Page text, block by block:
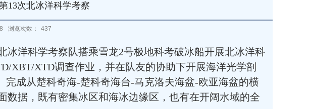
13次北冰洋科学考察
浏览次数： 437
冰洋科学考察队搭乘雪龙2号极地科考破冰船开展北冰洋科
XBT/XTD调查作业，并在队友的协助下开展海洋光学剖
成从楚科奇海-楚科奇海台-马克洛夫海盆-欧亚海盆的横
据，既有密集冰区和海冰边缘区，也有在开阔水域的全